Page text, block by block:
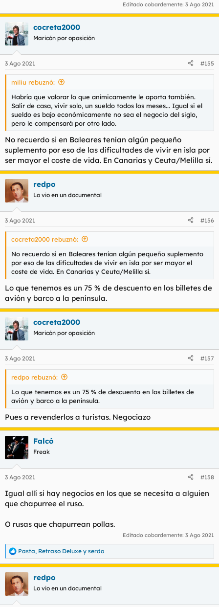
Editado cobardemente: 3 Ago 2021
cocreta2000
Maricón por oposición
3 Ago 2021 #155
miliu rebuznó:
Habría que valorar lo que anímicamente le aporta también.
Salir de casa, vivir solo, un sueldo todos los meses... Igual si el
sueldo es bajo económicamente no sea el negocio del siglo,
pero le compensará por otro lado.
No recuerdo si en Baleares tenían algún pequeño
suplemento por eso de las dificultades de vivir en isla por
ser mayor el coste de vida. En Canarias y Ceuta/Melilla sí.
redpo
Lo vio en un documental
3 Ago 2021 #156
cocreta2000 rebuznó:
No recuerdo si en Baleares tenían algún pequeño suplemento
por eso de las dificultades de vivir en isla por ser mayor el
coste de vida. En Canarias y Ceuta/Melilla sí.
Lo que tenemos es un 75 % de descuento en los billetes de
avión y barco a la península.
cocreta2000
Maricón por oposición
3 Ago 2021 #157
redpo rebuznó:
Lo que tenemos es un 75 % de descuento en los billetes de
avión y barco a la península.
Pues a revenderlos a turistas. Negociazo
Falcó
Freak
3 Ago 2021 #158
Igual allí si hay negocios en los que se necesita a alguien
que chapurree el ruso.
O rusas que chapurrean pollas.
Editado cobardemente: 3 Ago 2021
R
e
a
c
c
i
Pasta, Retraso Deluxe y serdo
redpo
Lo vio en un documental